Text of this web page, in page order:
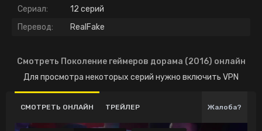
Сериал:
12 серий
Перевод:
RealFake
Смотреть Поколение геймеров дорама (2016) онлайн
Для просмотра некоторых серий нужно включить VPN
СМОТРЕТЬ ОНЛАЙН ТРЕЙЛЕР Жалоба?